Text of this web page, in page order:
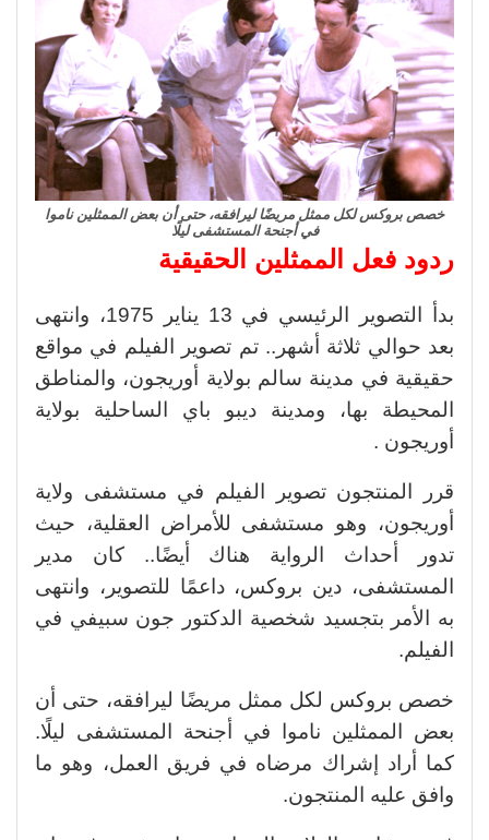
خصص بروكس لكل ممثل مريضًا ليرافقه، حتى أن بعض الممثلين ناموا
في أجنحة المستشفى ليلًا
ردود فعل الممثلين الحقيقية
بدأ التصوير الرئيسي في 13 يناير 1975، وانتهى
بعد حوالي ثلاثة أشهر.. تم تصوير الفيلم في مواقع
حقيقية في مدينة سالم بولاية أوريجون، والمناطق
المحيطة بها، ومدينة ديبو باي الساحلية بولاية
أوريجون .
قرر المنتجون تصوير الفيلم في مستشفى ولاية
أوريجون، وهو مستشفى للأمراض العقلية، حيث
تدور أحداث الرواية هناك أيضًا.. كان مدير
المستشفى، دين بروكس، داعمًا للتصوير، وانتهى
به الأمر بتجسيد شخصية الدكتور جون سبيفي في
الفيلم.
خصص بروكس لكل ممثل مريضًا ليرافقه، حتى أن
بعض الممثلين ناموا في أجنحة المستشفى ليلًا.
كما أراد إشراك مرضاه في فريق العمل، وهو ما
وافق عليه المنتجون.